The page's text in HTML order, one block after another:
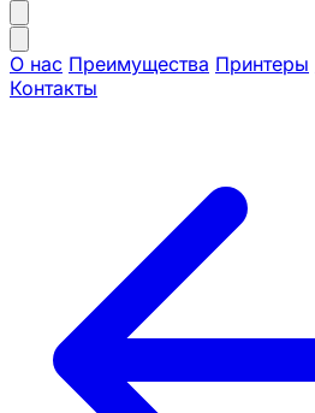
О нас Преимущества Принтеры
Контакты